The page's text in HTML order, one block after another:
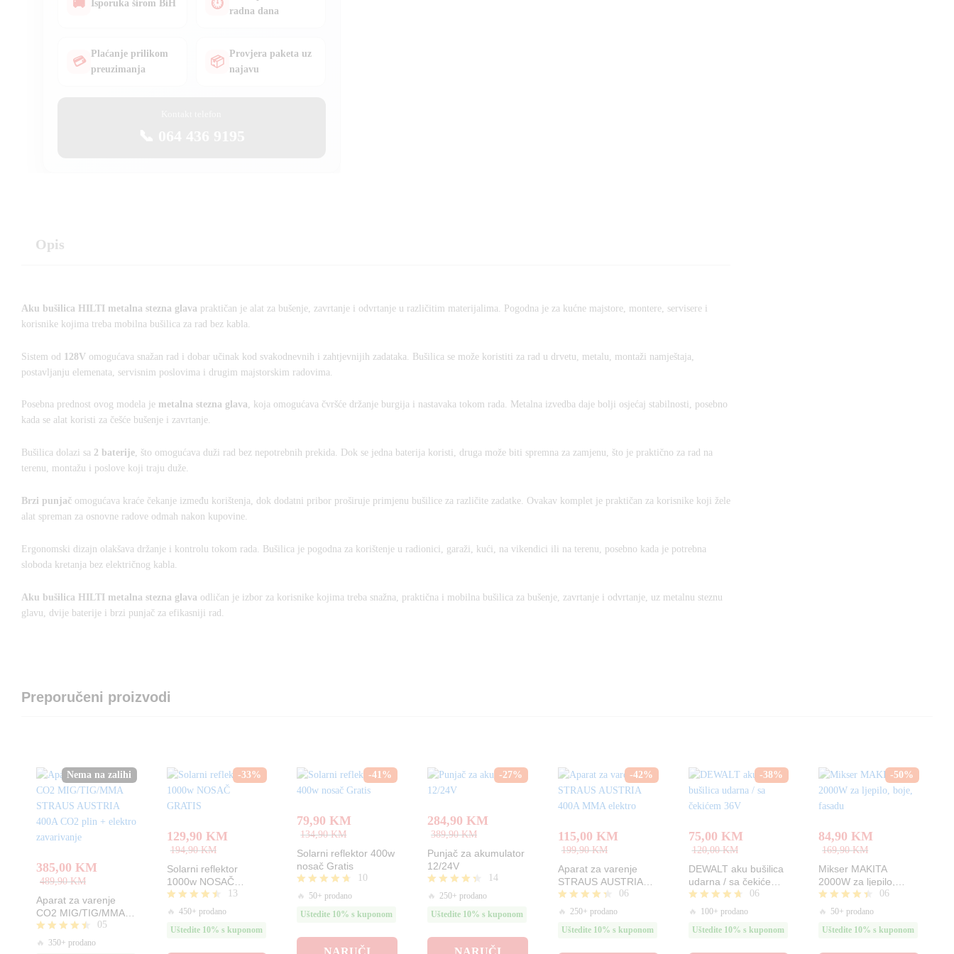
🚚 Isporuka širom BiH ⏱
radna dana
💳
Plaćanje prilikom
preuzimanja
📦
Provjera paketa uz
najavu
Opis
Aku bušilica HILTI metalna stezna glava praktičan je alat za bušenje, zavrtanje i odvrtanje u različitim materijalima. Pogodna je za kućne majstore, montere, servisere i
korisnike kojima treba mobilna bušilica za rad bez kabla.
Sistem od 128V omogućava snažan rad i dobar učinak kod svakodnevnih i zahtjevnijih zadataka. Bušilica se može koristiti za rad u drvetu, metalu, montaži namještaja,
postavljanju elemenata, servisnim poslovima i drugim majstorskim radovima.
Posebna prednost ovog modela je metalna stezna glava, koja omogućava čvršće držanje burgija i nastavaka tokom rada. Metalna izvedba daje bolji osjećaj stabilnosti, posebno
kada se alat koristi za češće bušenje i zavrtanje.
Bušilica dolazi sa 2 baterije, što omogućava duži rad bez nepotrebnih prekida. Dok se jedna baterija koristi, druga može biti spremna za zamjenu, što je praktično za rad na
terenu, montažu i poslove koji traju duže.
Brzi punjač omogućava kraće čekanje između korištenja, dok dodatni pribor proširuje primjenu bušilice za različite zadatke. Ovakav komplet je praktičan za korisnike koji žele
alat spreman za osnovne radove odmah nakon kupovine.
Ergonomski dizajn olakšava držanje i kontrolu tokom rada. Bušilica je pogodna za korištenje u radionici, garaži, kući, na vikendici ili na terenu, posebno kada je potrebna
sloboda kretanja bez električnog kabla.
Aku bušilica HILTI metalna stezna glava odličan je izbor za korisnike kojima treba snažna, praktična i mobilna bušilica za bušenje, zavrtanje i odvrtanje, uz metalnu steznu
glavu, dvije baterije i brzi punjač za efikasniji rad.
Preporučeni proizvodi
Nema na zalihi
385,00 KM
489,90KM
Aparat za varenje
CO2 MIG/TIG/MMA
STRAUS AUSTRIA
400A CO2 plin +
elektro zavarivanje
Ocjenjeno
05
🔥 350+ prodano
-33%
129,90 KM
194,90KM
Solarni reflektor
1000w NOSAČ
GRATIS
Ocjenjeno
od 5
13
🔥 450+ prodano
Uštedite 10% s kuponom
-41 %
79,90KM
134,90KM
Solarni reflektor 400w
nosač Gratis
Ocjenjeno
od 5
10
🔥
50+ prodano
Uštedite 10% s kuponom
-27%
284,90KM
389,90KM
Punjač za akumulator
12/24V
Ocjenjeno
od 5
14
🔥 250+ prodano
Uštedite 10% s kuponom
-42%
115,00 KM
199,90KM
Aparat za varenje
STRAUS AUSTRIA
400A MMA elektro
Ocjenjeno
od 5
06
🔥 250+ prodano
Uštedite 10% s kuponom
-38%
75,00 KM
120,00KM
DEWALT aku bušilica
udarna / sa čekićem
36V
Ocjenjeno
od 5
06
🔥
100+ prodano
Uštedite 10% s kuponom
-50%
84,90KM
169,90KM
Mikser MAKITA
2000W za ljepilo,
boje, fasadu
Ocjenjeno
od 5
06
🔥
50+ prodano
Uštedite 10% s kuponom